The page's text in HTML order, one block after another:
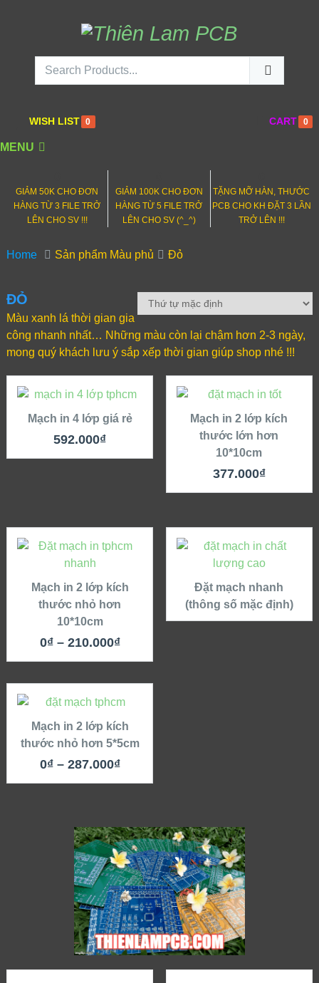
WISH LIST 0 CART 0
MENU
GIẢM 50K CHO ĐƠN
HÀNG TỪ 3 FILE TRỞ
LÊN CHO SV !!!
GIẢM 100K CHO ĐƠN
HÀNG TỪ 5 FILE TRỞ
LÊN CHO SV (^_^)
TẶNG MỠ HÀN, THƯỚC
PCB CHO KH ĐẶT 3 LẦN
TRỞ LÊN !!!
Home Sản phẩm Màu phủ Đỏ
ĐỎ
Màu xanh lá thời gian gia
công nhanh nhất… Những màu còn lại chậm hơn 2-3 ngày,
mong quý khách lưu ý sắp xếp thời gian giúp shop nhé !!!
QUICK LOOK
THÊM
MẠCH VÀO
GIỎ
Mạch in 4 lớp giá rẻ
592.000₫ QUICK LOOK
VIEW DETAILS
THÊM
MẠCH VÀO
GIỎ
Mạch in 2 lớp kích
thước lớn hơn
10*10cm
377.000₫
QUICK LOOK
VIEW DETAILS
THÊM
MẠCH VÀO
GIỎ
Mạch in 2 lớp kích
thước nhỏ hơn
10*10cm
0₫– 210.000₫
QUICK LOOK
VIEW DETAILS
THÊM
MẠCH VÀO
GIỎ
Đặt mạch nhanh
(thông số mặc định)
QUICK LOOK
THÊM
MẠCH VÀO
GIỎ
Mạch in 2 lớp kích
thước nhỏ hơn 5*5cm
0₫– 287.000₫